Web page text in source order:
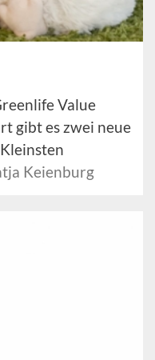
Value
gibt es zwei neue
Keienburg